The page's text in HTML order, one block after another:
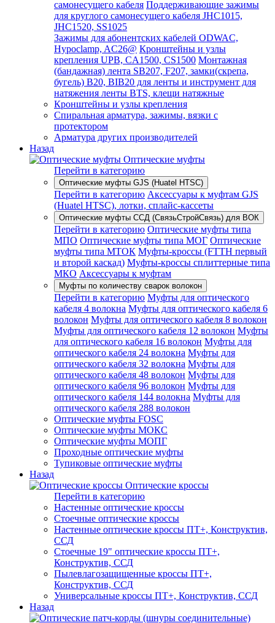
самонесущего кабеля Поддерживающие зажимы
для круглого самонесущего кабеля JHC1015,
JHC1520, SS1025
Зажимы для абонентских кабелей ODWAC,
Hypoclamp, AC26@ Кронштейны и узлы
крепления UPB, CA1500, CS1500 Монтажная
(бандажная) лента SB207, F207, замки(скрепа,
бугель) B20, BIB20 для ленты и инструмент для
натяжения ленты BTS, клещи натяжные
Кронштейны и узлы крепления
Спиральная арматура, зажимы, вязки с
протектором
Арматура других производителей
Назад
Оптические муфты
Перейти в категорию
Оптические муфты GJS (Huatel HTSC)
Перейти в категорию Аксессуары к муфтам GJS
(Huatel HTSC), лотки, сплайс-кассеты
Оптические муфты ССД (СвязьСтройСвязь) для ВОК
Перейти в категорию Оптические муфты типа
МПО Оптические муфты типа МОГ Оптические
муфты типа МТОК Муфты-кроссы (FTTH первый
и второй каскад) Муфты-кроссы сплиттерные типа
МКО Аксессуары к муфтам
Муфты по количеству сварок волокон
Перейти в категорию Муфты для оптического
кабеля 4 волокна Муфты для оптического кабеля 6
волокон Муфты для оптического кабеля 8 волокон
Муфты для оптического кабеля 12 волокон Муфты
для оптического кабеля 16 волокон Муфты для
оптического кабеля 24 волокна Муфты для
оптического кабеля 32 волокна Муфты для
оптического кабеля 48 волокон Муфты для
оптического кабеля 96 волокон Муфты для
оптического кабеля 144 волокна Муфты для
оптического кабеля 288 волокон
Оптические муфты FOSC
Оптические муфты МОКС
Оптические муфты МОПГ
Проходные оптические муфты
Тупиковые оптические муфты
Назад
Оптические кроссы
Перейти в категорию
Настенные оптические кроссы
Стоечные оптические кроссы
Настенные оптические кроссы ПТ+, Конструктив,
ССД
Стоечные 19" оптические кроссы ПТ+,
Конструктив, ССД
Пылевлагозащищенные кроссы ПТ+,
Конструктив, ССД
Универсальные кроссы ПТ+, Конструктив, ССД
Назад